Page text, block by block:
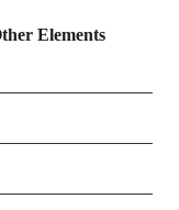
Elements